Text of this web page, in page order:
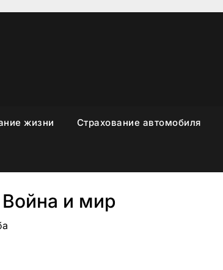
жизни Страхование автомобиля
и мир